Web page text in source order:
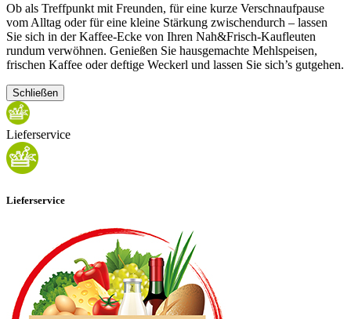
Ob als Treffpunkt mit Freunden, für eine kurze Verschnaufpause
vom Alltag oder für eine kleine Stärkung zwischendurch – lassen
Sie sich in der Kaffee-Ecke von Ihren Nah&Frisch-Kaufleuten
rundum verwöhnen. Genießen Sie hausgemachte Mehlspeisen,
frischen Kaffee oder deftige Weckerl und lassen Sie sich’s gutgehen.
Schließen
Lieferservice
Lieferservice